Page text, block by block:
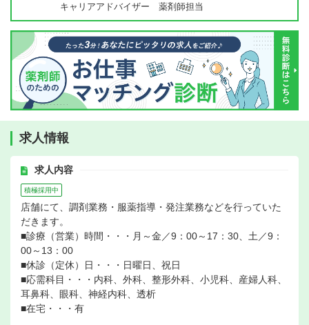
キャリアアドバイザー 薬剤師担当
求人情報
求人内容
積極採用中
店舗にて、調剤業務・服薬指導・発注業務などを行っていた
だきます。
■診療（営業）時間・・・月～金／9：00～17：30、土／9：
00～13：00
■休診（定休）日・・・日曜日、祝日
■応需科目・・・内科、外科、整形外科、小児科、産婦人科、
耳鼻科、眼科、神経内科、透析
■在宅・・・有